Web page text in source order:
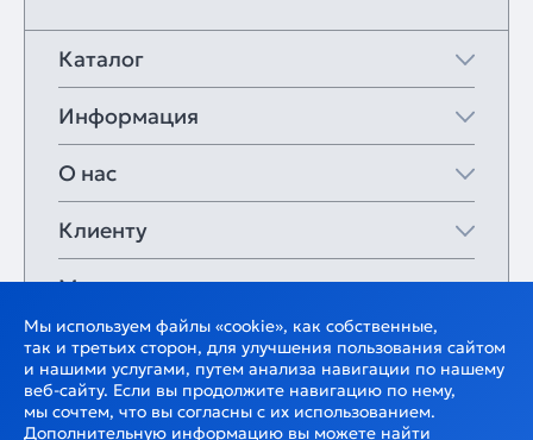
Каталог
Информация
О нас
Клиенту
Мои закладки
Мы используем файлы «cookie», как собственные,
так и третьих сторон, для улучшения пользования сайтом
и нашими услугами, путем анализа навигации по нашему
веб-сайту. Если вы продолжите навигацию по нему,
мы сочтем, что вы согласны с их использованием.
Дополнительную информацию вы можете найти